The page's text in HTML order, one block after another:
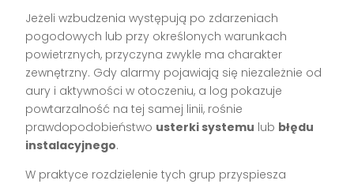
Jeżeli wzbudzenia występują po zdarzeniach
pogodowych lub przy określonych warunkach
powietrznych, przyczyna zwykle ma charakter
zewnętrzny. Gdy alarmy pojawiają się niezależnie od
aury i aktywności w otoczeniu, a log pokazuje
powtarzalność na tej samej linii, rośnie
prawdopodobieństwo usterki systemu lub błędu
instalacyjnego.
W praktyce rozdzielenie tych grup przyspiesza